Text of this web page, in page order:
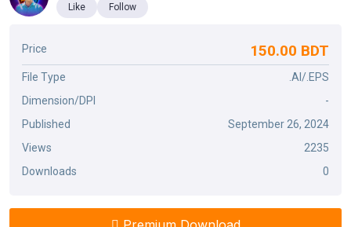
Like Follow
Price 150.00 BDT
File Type
.AI/.EPS
Dimension/DPI
-
Published
September 26, 2024
Views
2235
Downloads
0